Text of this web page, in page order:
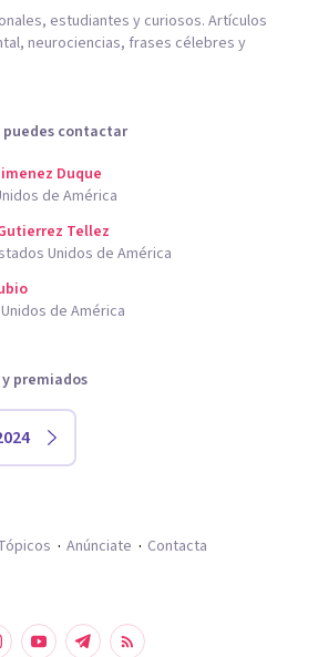
estudiantes y curiosos. Artículos
neurociencias, frases célebres y
puedes contactar
Duque
de América
Tellez
Unidos de América
de América
premiados
Anúnciate Contacta